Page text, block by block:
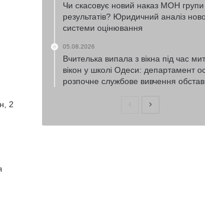
2
Чи скасовує новий наказ МОН групи
результатів? Юридичний аналіз
системи оцінювання
05.08.2026
Вчителька випала з вікна під час
вікон у школі Одеси: департамент
розпочне службове вивчення
ПопередняНаступна